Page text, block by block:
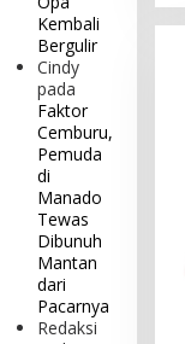
Kembali
Bergulir
Cindy
pada
Faktor
Cemburu,
Pemuda
di
Manado
Tewas
Dibunuh
Mantan
dari
Pacarnya
Redaksi